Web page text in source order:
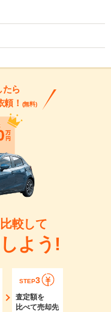
たら
！ (無料)
較して
よう!
STEP3
査定額を
比べて売却先